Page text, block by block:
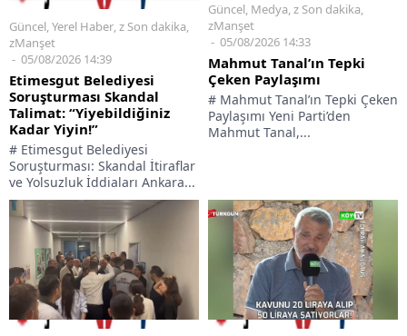
Güncel,Yerel Haber,z Son dakika,
zManşet
05/08/2026 14:39
Etimesgut Belediyesi
Soruşturması Skandal
Talimat: “Yiyebildiğiniz
Kadar Yiyin!”
# Etimesgut Belediyesi
Soruşturması: Skandal İtiraflar
ve Yolsuzluk İddiaları Ankara...
Güncel, Medya,z Son dakika,
zManşet
05/08/2026 14:33
Mahmut Tanal’ın Tepki
Çeken Paylaşımı
# Mahmut Tanal’ın Tepki Çeken
Paylaşımı Yeni Parti’den
Mahmut Tanal,...